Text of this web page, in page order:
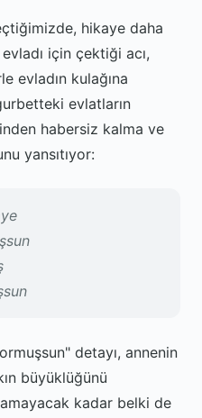
hikaye daha
için çektiği acı,
evladın kulağına
evlatların
habersiz kalma ve
yansıtıyor:
detayı, annenin
büyüklüğünü
kadar belki de